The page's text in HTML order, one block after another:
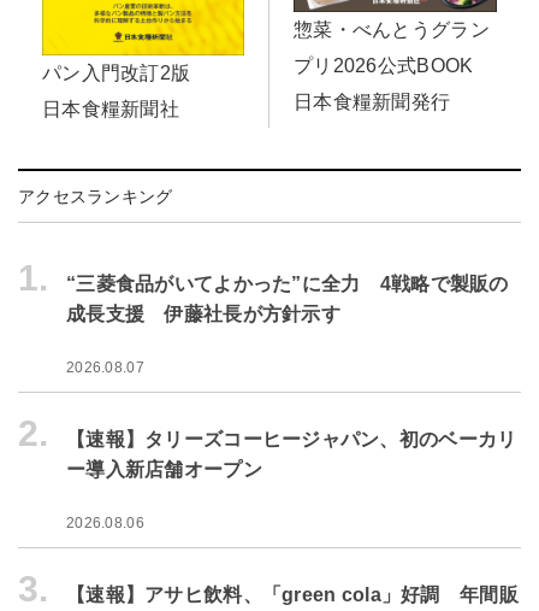
パン入門改訂2版
日本食糧新聞社
惣菜・べんとうグラン
プリ2026公式BOOK
日本食糧新聞発行
アクセスランキング
1.
“三菱食品がいてよかった”に全力 4戦略で製販の
成長支援 伊藤社長が方針示す
2026.08.07
2.
【速報】タリーズコーヒージャパン、初のベーカリ
ー導入新店舗オープン
2026.08.06
3.
【速報】アサヒ飲料、「green cola」好調 年間販